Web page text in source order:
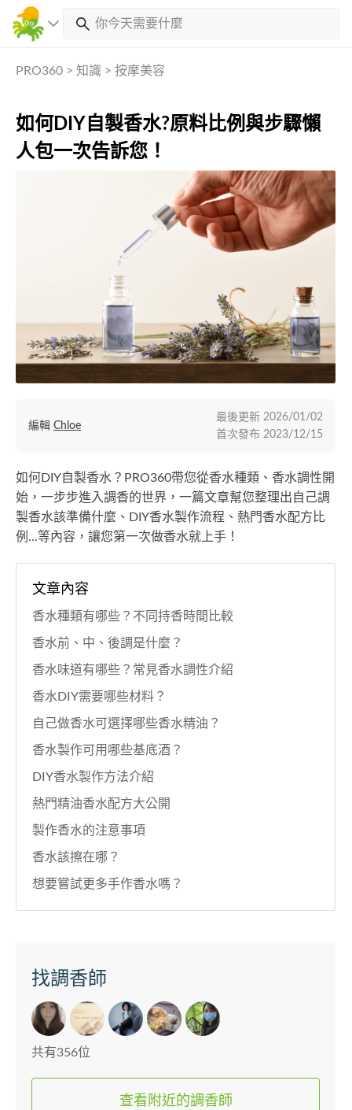
PRO360 > 知識 > 按摩美容
如何DIY自製香水?原料比例與步驟懶
人包一次告訴您！
如何DIY自製香水？PRO360帶您從香水種類、香水調性開
始，一步步進入調香的世界，一篇文章幫您整理出自己調
製香水該準備什麼、DIY香水製作流程、熱門香水配方比
例...等內容，讓您第一次做香水就上手！
編輯 Chloe
最後更新 2026/01/02
首次發布 2023/12/15
文章內容
香水種類有哪些？不同持香時間比較
香水前、中、後調是什麼？
香水味道有哪些？常見香水調性介紹
香水DIY需要哪些材料？
自己做香水可選擇哪些香水精油？
香水製作可用哪些基底酒？
DIY香水製作方法介紹
熱門精油香水配方大公開
製作香水的注意事項
香水該擦在哪？
想要嘗試更多手作香水嗎？
找調香師
共有356位
查看附近的調香師